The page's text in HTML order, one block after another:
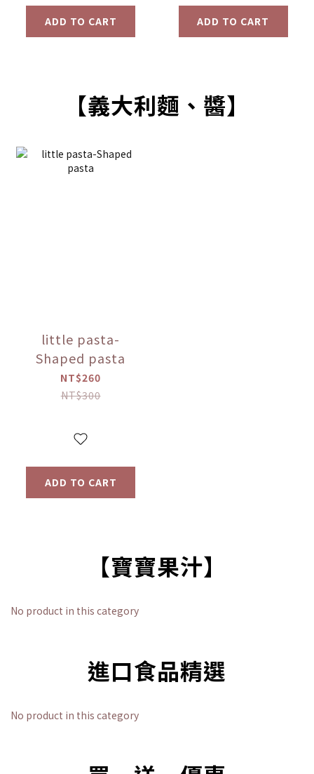
ADD TO CART ADD TO CART
【義大利麵、醬】
little pasta-
Shaped pasta
NT$260
NT$300
ADD TO CART
【寶寶果汁】
No product in this category
進口食品精選
No product in this category